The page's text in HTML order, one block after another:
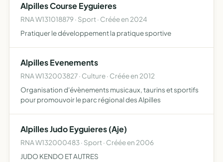
Alpilles Course Eyguieres
RNA W131018879 · Sport · Créée en 2024
Pratiquer le développement la pratique sportive
Alpilles Evenements
RNA W132003827 · Culture · Créée en 2012
Organisation d'évènements musicaux, taurins et sportifs
pour promouvoir le parc régional des Alpilles
Alpilles Judo Eyguieres (Aje)
RNA W132000483 · Sport · Créée en 2006
JUDO KENDO ET AUTRES